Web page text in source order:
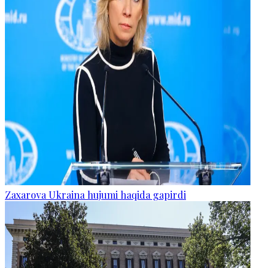
Zaxarova Ukraina hujumi haqida gapirdi